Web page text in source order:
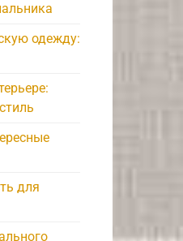
одежду:
для